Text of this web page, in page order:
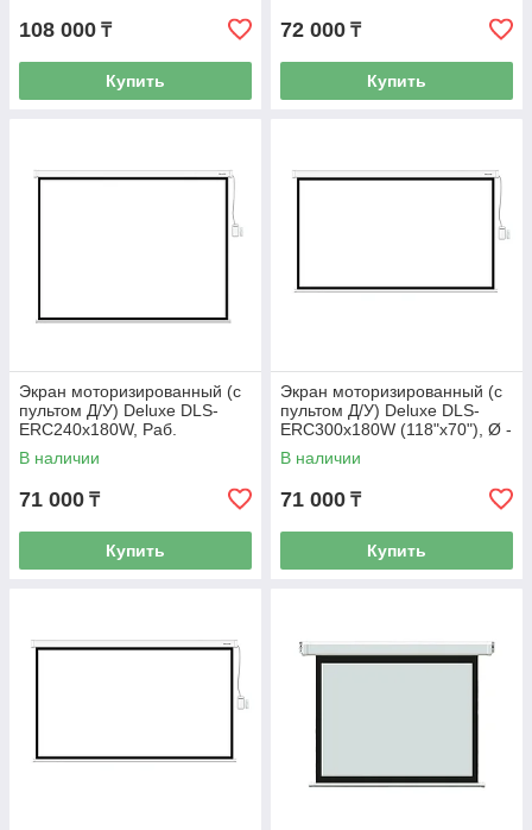
108 000 ₸
Купить
72 000 ₸
Купить
Экран моторизированный (с
пультом Д/У) Deluxe DLS-
ERC240х180W, Раб.
поверхность 232*174 см., 4:3
В наличии
71 000 ₸
Купить
Экран моторизированный (с
пультом Д/У) Deluxe DLS-
ERC300x180W (118"х70"), Ø -
137", 16:9
В наличии
71 000 ₸
Купить